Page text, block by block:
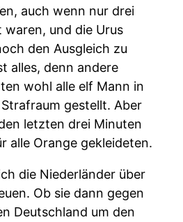
auch wenn nur drei
und die Urus
den Ausgleich zu
alles, denn andere
wohl alle elf Mann in
gestellt. Aber
letzten drei Minuten
alle Orange gekleideten.
die Niederländer über
Ob sie dann gegen
Deutschland um den